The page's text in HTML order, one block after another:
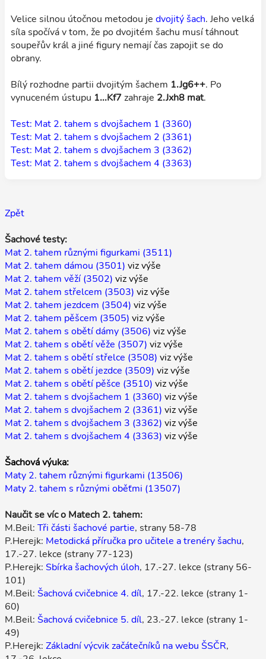
Velice silnou útočnou metodou je dvojitý šach. Jeho velká
síla spočívá v tom, že po dvojitém šachu musí táhnout
soupeřův král a jiné figury nemají čas zapojit se do
obrany.
Bílý rozhodne partii dvojitým šachem 1.Jg6++. Po
vynuceném ústupu 1...Kf7zahraje 2.Jxh8 mat.
Test: Mat 2. tahem s dvojšachem 1 (3360)
Test: Mat 2. tahem s dvojšachem 2 (3361)
Test: Mat 2. tahem s dvojšachem 3 (3362)
Test: Mat 2. tahem s dvojšachem 4 (3363)
Zpět
Šachové testy:
Mat 2. tahem různými figurkami (3511)
Mat 2. tahem dámou (3501) viz výše
Mat 2. tahem věží (3502) viz výše
Mat 2. tahem střelcem (3503) viz výše
Mat 2. tahem jezdcem (3504) viz výše
Mat 2. tahem pěšcem (3505) viz výše
Mat 2. tahem s obětí dámy (3506) viz výše
Mat 2. tahem s obětí věže (3507) viz výše
Mat 2. tahem s obětí střelce (3508) viz výše
Mat 2. tahem s obětí jezdce (3509) viz výše
Mat 2. tahem s obětí pěšce (3510) viz výše
Mat 2. tahem s dvojšachem 1 (3360) viz výše
Mat 2. tahem s dvojšachem 2 (3361) viz výše
Mat 2. tahem s dvojšachem 3 (3362) viz výše
Mat 2. tahem s dvojšachem 4 (3363) viz výše
Šachová výuka:
Maty 2. tahem různými figurkami (13506)
Maty 2. tahem s různými oběťmi (13507)
Naučit se víc o Matech 2. tahem:
M.Beil: Tři části šachové partie, strany 58-78
P.Herejk: Metodická příručka pro učitele a trenéry šachu,
17.-27. lekce (strany 77-123)
P.Herejk: Sbírka šachových úloh, 17.-27. lekce (strany 56-
101)
M.Beil: Šachová cvičebnice 4. díl, 17.-22. lekce (strany 1-
60)
M.Beil: Šachová cvičebnice 5. díl, 23.-27. lekce (strany 1-
49)
P.Herejk: Základní výcvik začátečníků na webu ŠSČR,